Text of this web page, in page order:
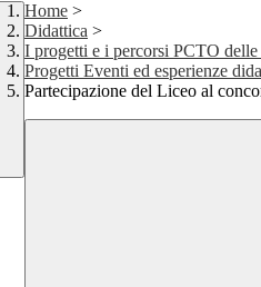
Home >
Didattica >
I progetti e i percorsi PCTO delle
Progetti Eventi ed esperienze
Partecipazione del Liceo al